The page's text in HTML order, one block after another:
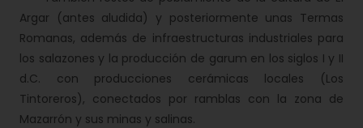
Argar (antes aludida) y posteriormente unas Termas
Romanas, además de infraestructuras industriales para
los salazones y la producción de garum en los siglos I y II
d.C. con producciones cerámicas locales (Los
Tintoreros), conectados por ramblas con la zona de
Mazarrón y sus minas y salinas.